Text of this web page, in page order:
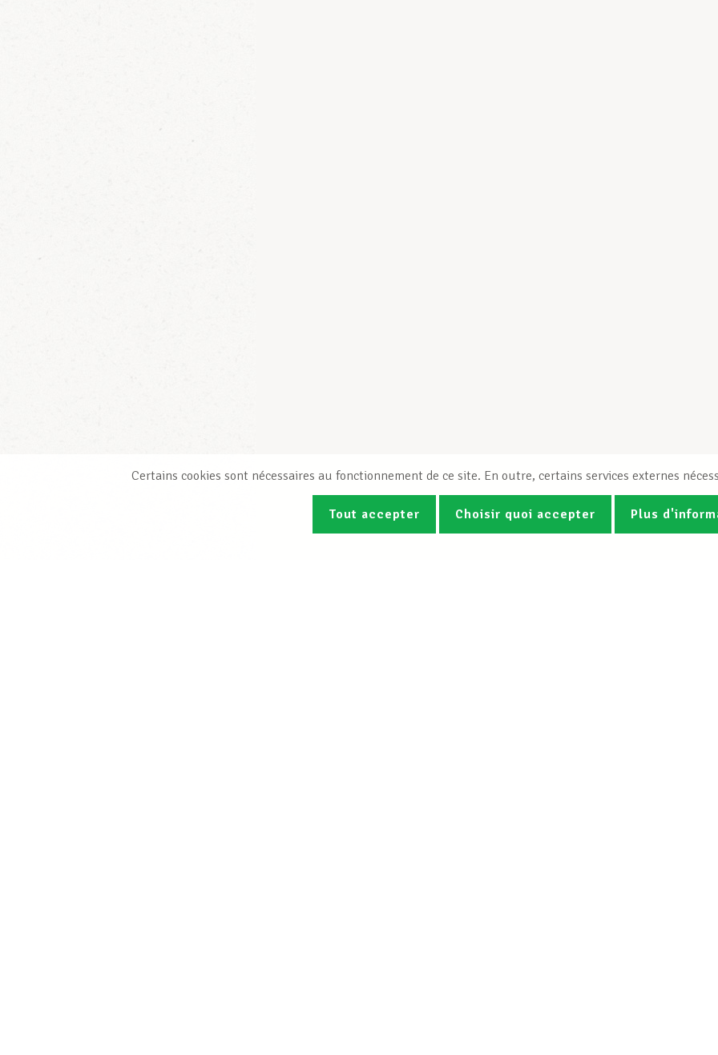
Certains cookies sont nécessaires au fonctionnement de ce site. En outre, certains services externes
Tout accepter Choisir quoi accepter Plus